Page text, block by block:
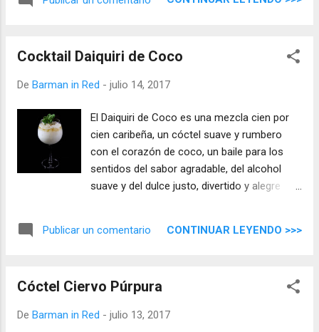
un final largo, equilibrado y refrescante que
Cocktail Daiquiri de Coco
De Barman in Red - julio 14, 2017
El Daiquiri de Coco es una mezcla cien por
cien caribeña, un cóctel suave y rumbero
con el corazón de coco, un baile para los
sentidos del sabor agradable, del alcohol
suave y del dulce justo, divertido y alegre
Publicar un comentario CONTINUAR LEYENDO >>>
Cóctel Ciervo Púrpura
De Barman in Red - julio 13, 2017